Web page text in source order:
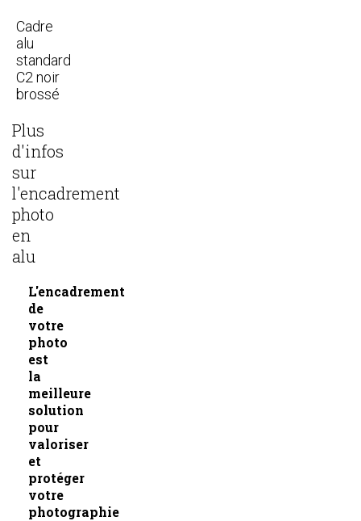
Cadre
alu
standard
C2 noir
brossé
Plus
d'infos
sur
l'encadrement
photo
en
alu
L'encadrement
de
votre
photo
est
la
meilleure
solution
pour
valoriser
et
protéger
votre
photographie